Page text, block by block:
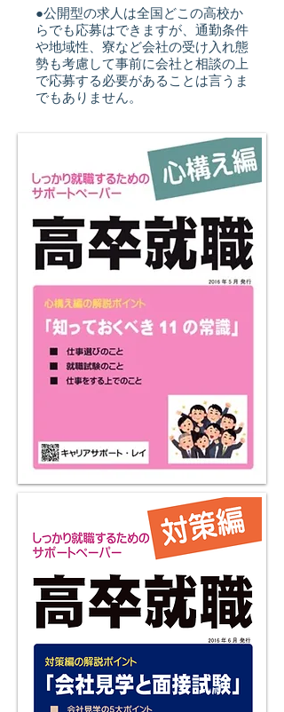
●公開型の求人は全国どこの高校か
らでも応募はできますが、通勤条件
や地域性、寮など会社の受け入れ態
勢も考慮して事前に会社と相談の上
で応募する必要があることは言うま
でもありません。